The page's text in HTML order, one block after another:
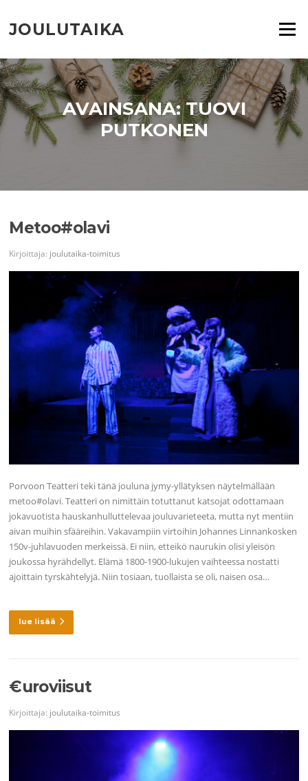
suoraan
sisältöön
JOULUTAIKA Valikko
AVAINSANA:TUOVI
PUTKONEN
Metoo#olavi
Kirjoittaja: joulutaika-toimitus
Porvoon Teatteri teki tänä jouluna jymy-yllätyksen näytelmällään
metoo#olavi. Teatteri on nimittäin totuttanut katsojat odottamaan
jokavuotista hauskanhulluttelevaa jouluvarieteeta, mutta nyt mentiin
aivan muihin sfääreihin. Vakavampiin virtoihin Johannes Linnankosken
150v-juhlavuoden merkeissä. Ei niin, etteikö naurukin olisi yleisön
joukossa hyrähdellyt. Elämä 1800-1900-lukujen vaihteessa nostatti
ajoittain tyrskähtelyjä. Niin tosiaan, tuollaista se oli, naisen osa…
lue lisää
€uroviisut
Kirjoittaja: joulutaika-toimitus